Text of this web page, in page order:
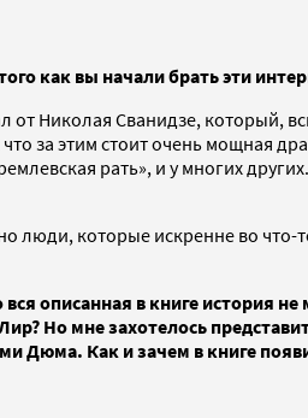
как вы начали брать эти
Николая Сванидзе, который,
за этим стоит очень мощная
рать», и у многих
люди, которые искренне во
описанная в книге
Но мне захотелось
Дюма. Как и зачем в книге